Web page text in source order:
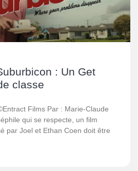
: Un Get
classe
Films Par : Marie-Claude
qui se respecte, un film
par Joel et Ethan Coen doit être